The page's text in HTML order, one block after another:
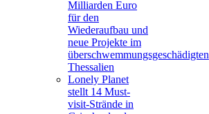
Milliarden Euro
für den
Wiederaufbau und
neue Projekte im
überschwemmungsgeschädigten
Thessalien
Lonely Planet
stellt 14 Must-
visit-Strände in